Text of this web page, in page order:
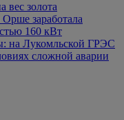
золота
заработала
160 кВт
на Лукомльской ГРЭС
сложной аварии